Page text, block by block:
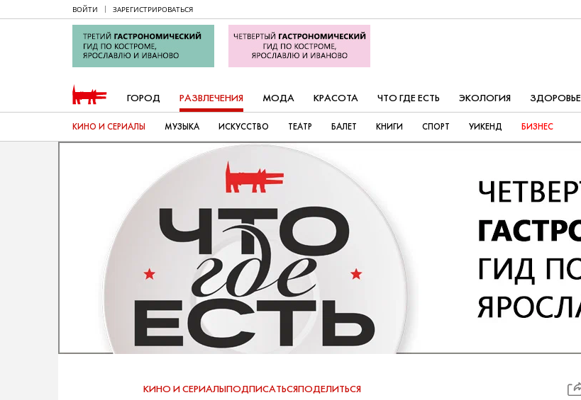
ВОЙТИ ЗАРЕГИСТРИРОВАТЬСЯ
ГОРОД РАЗВЛЕЧЕНИЯ МОДА КРАСОТА ЧТО ГДЕ ЕСТЬ ЭКОЛОГИЯ ЗДОРОВЬЕ
КИНО И СЕРИАЛЫ МУЗЫКА ИСКУССТВО ТЕАТР БАЛЕТ КНИГИ СПОРТ УИКЕНД БИЗНЕС
КИНО И СЕРИАЛЫПОДПИСАТЬСЯПОДЕЛИТЬСЯ